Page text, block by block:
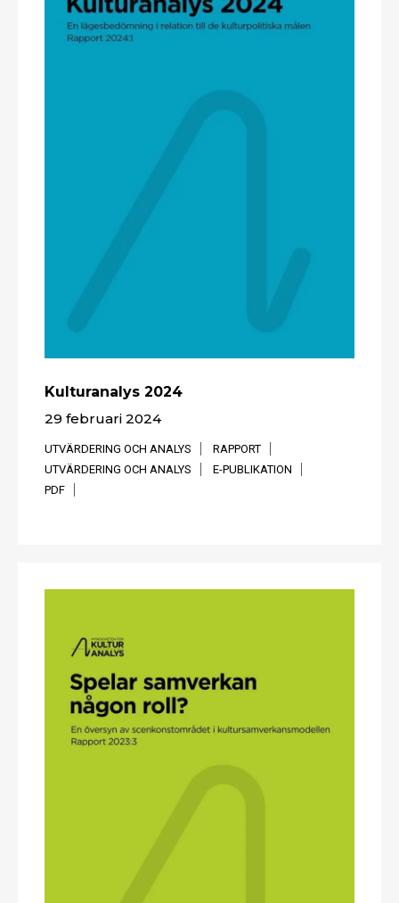
Kulturanalys 2024
29 februari 2024
UTVÄRDERING OCH ANALYS
RAPPORT
UTVÄRDERING OCH ANALYS
E-PUBLIKATION
PDF